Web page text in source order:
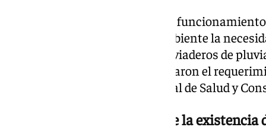
Al tener que mantener la red en
enlaces, se notificó a Medio Ambiente la
provisionales a través de los aliviaderos de
residuales fueron los que motivaron el
parte de la Delegación Territorial de Salud y
Versiones encontradas sobre la existencia